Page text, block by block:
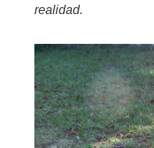
realidad.